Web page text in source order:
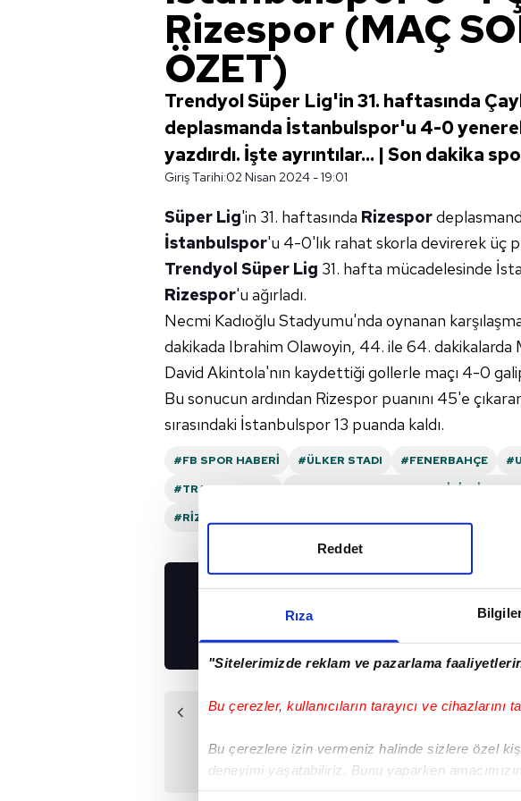
Rıza
"Sitelerimizde reklam ve pazarlama
Bu çerezler, kullanıcıların tarayıcı ve cihazlarını
Bu çerezlere izin vermeniz halinde sizlere özel
deneyimi yaşatabiliriz. Bunu yaparken
Reddet
Rizespor (MAÇ
ÖZET)
Trendyol Süper Lig'in 31. haftasında
deplasmanda İstanbulspor'u 4-0
yazdırdı. İşte ayrıntılar... | Son dakika
Giriş Tarihi:02 Nisan 2024 - 19:01
Süper Lig'in 31. haftasında Rizespor
İstanbulspor'u 4-0'lık rahat skorla devirerek üç
Trendyol Süper Lig 31. hafta mücadelesinde
Rizespor'u ağırladı.
Necmi Kadıoğlu Stadyumu'nda oynanan
dakikada Ibrahim Olawoyin, 44. ile 64.
David Akintola'nın kaydettiği gollerle maçı 4-0
Bu sonucun ardından Rizespor puanını 45'e
sırasındaki İstanbulspor 13 puanda kaldı.
#FB SPOR HABERI #ÜLKER STADI #FENERBAHÇE
#TRABZONSPOR
#PROFESYONEL FUTBOL DISIPLIN
#RIZESPOR
UYGULAMALARIMIZI
İNDİRİN!
Önceki Haber
hedeflerini açıkladı!